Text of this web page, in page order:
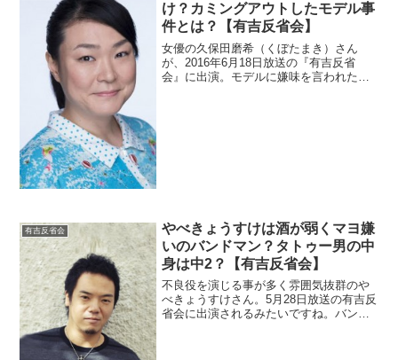
け？カミングアウトしたモデル事
件とは？【有吉反省会】
女優の久保田磨希（くぼたまき）さん
が、2016年6月18日放送の『有吉反省
会』に出演。モデルに嫌味を言われたら
有吉反省会
やべきょうすけは酒が弱くマヨ嫌
いのバンドマン？タトゥー男の中
身は中2？【有吉反省会】
不良役を演じる事が多く雰囲気抜群のや
べきょうすけさん。5月28日放送の有吉反
省会に出演されるみたいですね。バンド